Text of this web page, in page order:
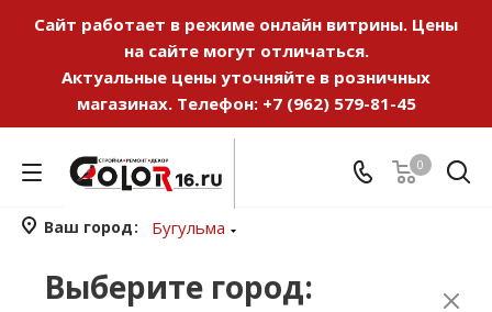
Сайт работает в режиме онлайн витрины. Цены
на сайте могут отличаться.
Актуальные цены уточняйте в розничных
магазинах. Телефон: +7 (962) 579-81-45
0
Ваш город Бугульма
Выберите город: